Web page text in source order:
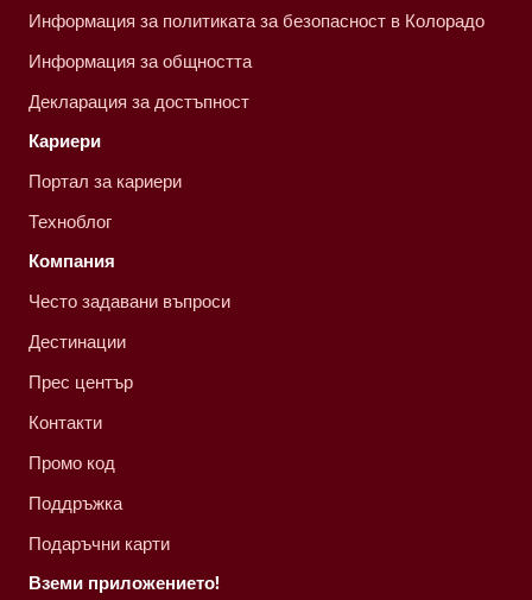
Информация за политиката за безопасност в Колорадо
Информация за общността
Декларация за достъпност
Кариери
Портал за кариери
Техноблог
Компания
Често задавани въпроси
Дестинации
Прес център
Контакти
Промо код
Поддръжка
Подаръчни карти
Вземи приложението!